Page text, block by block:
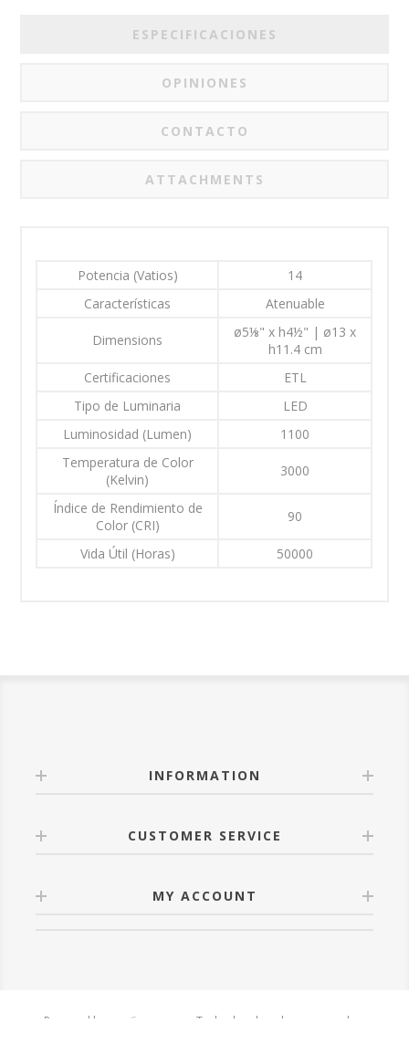
ESPECIFICACIONES
OPINIONES
CONTACTO
ATTACHMENTS
Potencia (Vatios)
14
Características
Atenuable
Dimensions
ø5⅛" x h4½" | ø13 x
h11.4 cm
Certificaciones
ETL
Tipo de Luminaria
LED
Luminosidad (Lumen)
1100
Temperatura de Color
(Kelvin)
3000
Índice de Rendimiento de
Color (CRI)
90
Vida Útil (Horas) 50000
INFORMATION
CUSTOMER SERVICE
MY ACCOUNT
Powered by nopCommerce Todos los derechos reservados.